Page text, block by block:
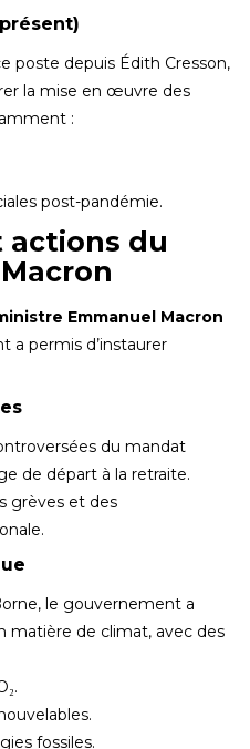
poste depuis Édith Cresson,
la mise en œuvre des
:
post-pandémie.
actions du
Emmanuel Macron
a permis d’instaurer
du mandat
de départ à la retraite.
grèves et des
le gouvernement a
matière de climat, avec des
fossiles.